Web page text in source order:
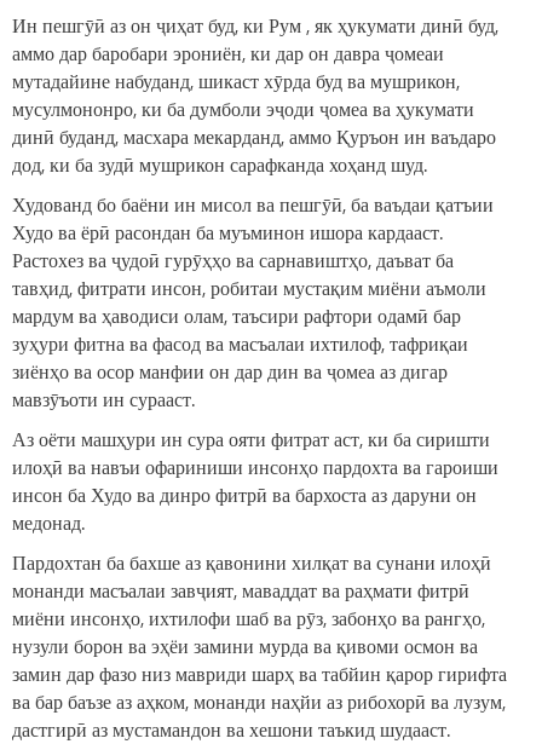
Ин пешгӯӣ аз он ҷиҳат буд, ки Рум , як ҳукумати динӣ буд,
аммо дар баробари эрониён, ки дар он давра ҷомеаи
мутадайине набуданд, шикаст хӯрда буд ва мушрикон,
мусулмононро, ки ба думболи эҷоди ҷомеа ва ҳукумати
динӣ буданд, масхара мекарданд, аммо Қуръон ин ваъдаро
дод, ки ба зудӣ мушрикон сарафканда хоҳанд шуд.
Худованд бо баёни ин мисол ва пешгӯӣ, ба ваъдаи қатъии
Худо ва ёрӣ расондан ба муъминон ишора кардааст.
Растохез ва ҷудоӣ гурӯҳҳо ва сарнавиштҳо, даъват ба
тавҳид, фитрати инсон, робитаи мустақим миёни аъмоли
мардум ва ҳаводиси олам, таъсири рафтори одамӣ бар
зуҳури фитна ва фасод ва масъалаи ихтилоф, тафриқаи
зиёнҳо ва осор манфии он дар дин ва ҷомеа аз дигар
мавзӯъоти ин сурааст.
Аз оёти машҳури ин сура ояти фитрат аст, ки ба сиришти
илоҳӣ ва навъи офариниши инсонҳо пардохта ва гароиши
инсон ба Худо ва динро фитрӣ ва бархоста аз даруни он
медонад.
Пардохтан ба бахше аз қавонини хилқат ва сунани илоҳӣ
монанди масъалаи завҷият, маваддат ва раҳмати фитрӣ
миёни инсонҳо, ихтилофи шаб ва рӯз, забонҳо ва рангҳо,
нузули борон ва эҳёи замини мурда ва қивоми осмон ва
замин дар фазо низ мавриди шарҳ ва табйин қарор гирифта
ва бар баъзе аз аҳком, монанди наҳйи аз рибохорӣ ва лузум,
дастгирӣ аз мустамандон ва хешони таъкид шудааст.